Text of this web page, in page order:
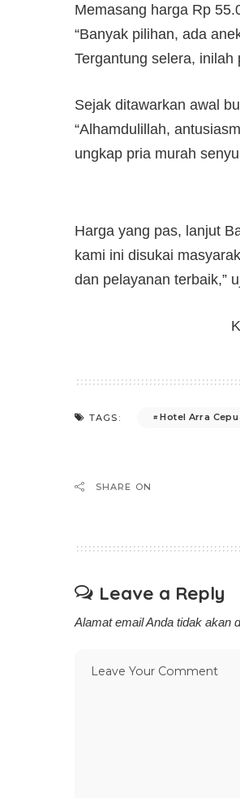
Memasang harga Rp
“Banyak pilihan, ada
Tergantung selera, inilah
Sejak ditawarkan awal
“Alhamdulillah,
ungkap pria murah
Harga yang pas, lanjut
kami ini disukai
dan pelayanan terbaik,”
TAGS: Hotel Arra Cepu
SHARE ON
Leave a Reply
Alamat email Anda tidak akan